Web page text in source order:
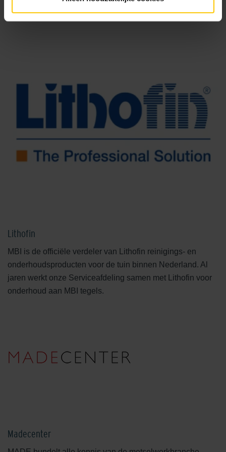
Lithofin
MBI is de officiële verdeler van Lithofin reinigings- en
onderhoudsproducten voor de tuin binnen Nederland. Al
jaren werkt onze Serviceafdeling samen met Lithofin voor
onderhoud aan MBI tegels.
Madecenter